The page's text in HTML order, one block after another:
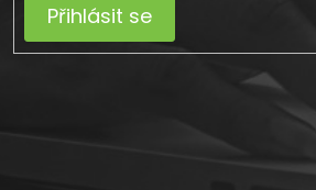
Přihlásit se